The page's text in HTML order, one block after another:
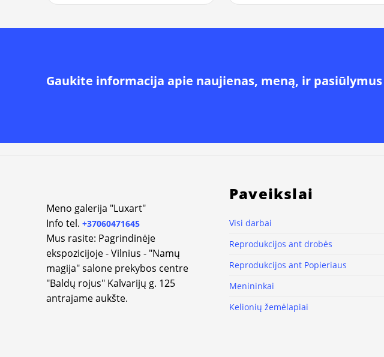
Gaukite informacija apie naujienas, meną, ir pasiūlymus
Meno galerija "Luxart"
Info tel. +37060471645
Mus rasite: Pagrindinėje
ekspozicijoje - Vilnius - "Namų
magija" salone prekybos centre
"Baldų rojus" Kalvarijų g. 125
antrajame aukšte.
Paveikslai
Visi darbai
Reprodukcijos ant drobės
Reprodukcijos ant Popieriaus
Menininkai
Kelionių žemėlapiai